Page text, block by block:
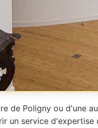
de Poligny ou d'une
un service